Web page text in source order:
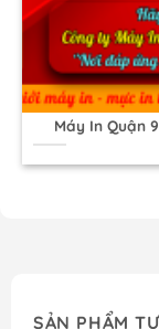
Máy In Quận
SẢN PHẨM